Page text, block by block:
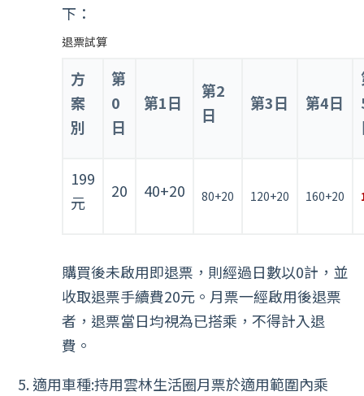
下：
退票試算
方
案
別
第
0
日
第1日
第2
日
第3日 第4日
199
元
20 40+20 80+20 120+20 160+20
購買後未啟用即退票，則經過日數以0計，並
收取退票手續費20元。月票一經啟用後退票
者，退票當日均視為已搭乘，不得計入退
費。
適用車種:持用雲林生活圈月票於適用範圍內乘